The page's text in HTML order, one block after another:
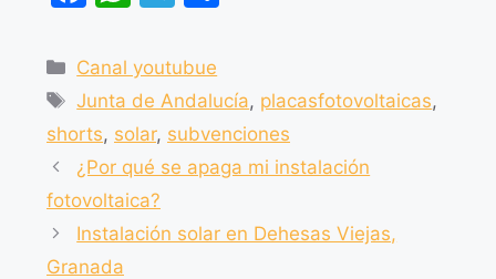
c
e
b
o
o
k
at
s
A
p
p
e
gr
a
m
p
ar
tir
Canal youtubue
Junta de Andalucía, placasfotovoltaicas,
shorts, solar, subvenciones
¿Por qué se apaga mi instalación
fotovoltaica?
Instalación solar en Dehesas Viejas,
Granada